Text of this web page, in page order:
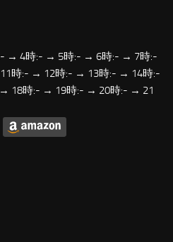
→ 4時:- → 5時:- → 6時:- → 7時:-
時:- → 12時:- → 13時:- → 14時:-
18時:- → 19時:- → 20時:- → 21